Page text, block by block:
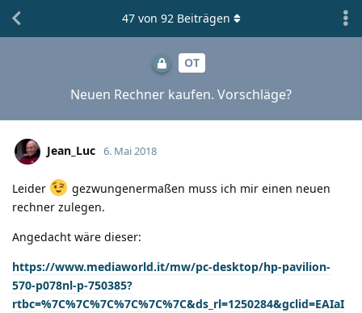
OT
Neuen Rechner kaufen. Vorschläge?
47von 92Beiträgen
Jean_Luc 6. Mai 2018
Leider
gezwungenermaßen muss ich mir einen neuen
rechner zulegen.
Angedacht wäre dieser:
https://www.mediaworld.it/mw/pc-desktop/hp-pavilion-
570-p078nl-p-750385?
rtbc=%7C%7C%7C%7C%7C%7C&ds_rl=1250284&gclid=EAIaI